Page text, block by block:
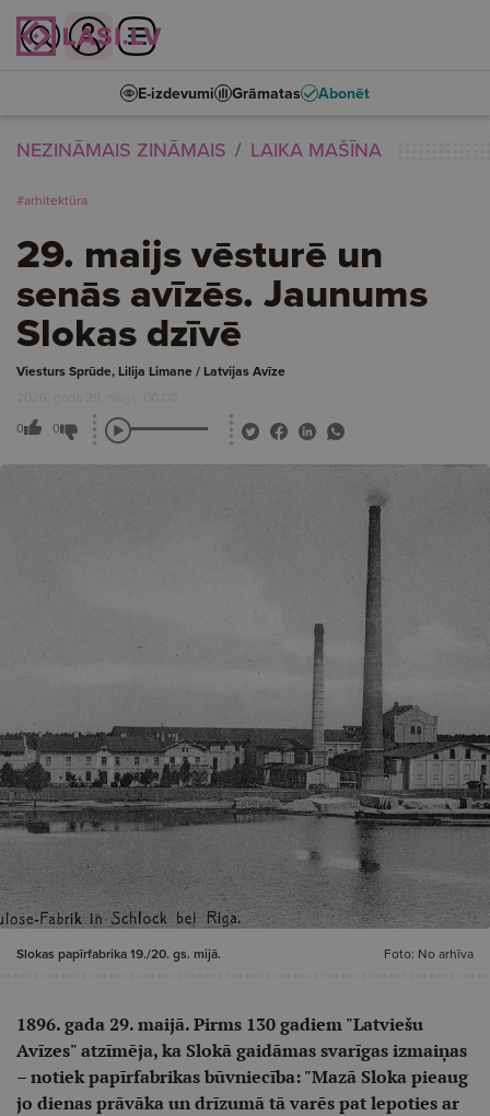
E-izdevumi Grāmatas Abonēt
NEZINĀMAIS ZINĀMAIS LAIKA MAŠĪNA
#arhitektūra
29. maijs vēsturē un
senās avīzēs. Jaunums
Slokas dzīvē
Viesturs Sprūde, Lilija Limane / Latvijas Avīze
2026. gada 29. maijs, 00:00
0 0
Slokas papīrfabrika 19./20. gs. mijā. Foto: No arhīva
1896. gada 29. maijā. Pirms 130 gadiem "Latviešu
Avīzes" atzīmēja, ka Slokā gaidāmas svarīgas izmaiņas
– notiek papīrfabrikas būvniecība: "Mazā Sloka pieaug
jo dienas prāvāka un drīzumā tā varēs pat lepoties ar